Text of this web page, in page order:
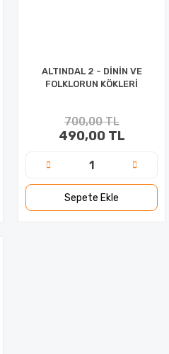
ALTINDAL 2 - DİNİN VE
FOLKLORUN KÖKLERİ
700,00 TL
490,00 TL
Sepete Ekle